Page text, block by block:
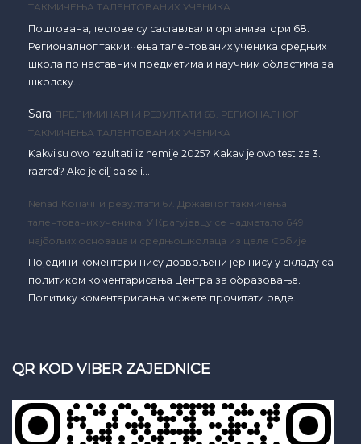
ТАКМИЧЕЊА ТАЛЕНТОВАНИХ УЧЕНИКА
Поштована, тестове су састављали организатори 68.
Регионалног такмичења талентованих ученика средњих
школа по наставним предметима и научним областима за
школску…
Sara ПРЕЛИМИНАРНИ РЕЗУЛТАТИ 68. РЕГИОНАЛНОГ
ТАКМИЧЕЊА ТАЛЕНТОВАНИХ УЧЕНИКА
Kakvi su ovo rezultati iz hemije 2025? Kakav je ovo test za 3.
razred? Ako je cilj da se i…
Nenad Коначни резултати 67. Државног такмичења
талентованих ученика: У Крагујевцу се надметало 649
најбољих основаца и средњошколаца из целе Србије
Поједини коментари нису дозвољени јер нису у складу са
политиком коментарисања Центра за образовање.
Политику коментарисања можете прочитати овде.
QR KOD VIBER ZAJEDNICE